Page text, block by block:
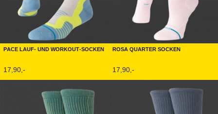
Pace Lauf- und Workout-Socken
17,90,-
Rosa Quarter Socken
17,90,-